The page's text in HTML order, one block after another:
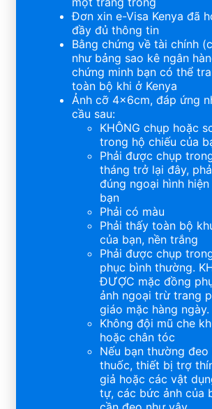
Đơn xin e-Visa Kenya đã
đầy đủ thông tin
Bằng chứng về tài chính
như bảng sao kê ngân
chứng minh bạn có thể
toàn bộ khi ở Kenya
Ảnh cỡ 4x6cm, đáp ứng
cầu sau:
KHÔNG chụp hoặc
trong hộ chiếu của
Phải được chụp
tháng trở lại đây,
đúng ngoại hình
bạn
Phải có màu
Phải thấy toàn bộ
của bạn, nền trắng
Phải được chụp
phục bình thường.
ĐƯỢC mặc đồng
ảnh ngoại trừ trang
giáo mặc hàng ngày.
Không đội mũ che
hoặc chân tóc
Nếu bạn thường đeo
thuốc, thiết bị trợ
giả hoặc các vật
tự, các bức ảnh của